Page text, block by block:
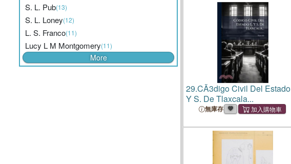
S. L. Pub(13)
S. L. Loney(12)
L. S. Franco(11)
Lucy L M Montgomery(11)
More
29.CÃ3digo Civil Del
Y S. De Tlaxcala...
無庫存